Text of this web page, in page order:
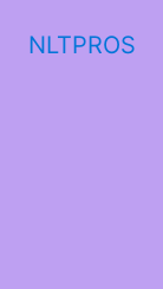
NLTPROS